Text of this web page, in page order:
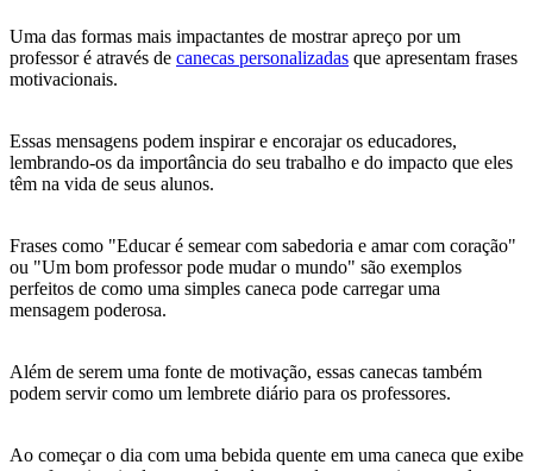
Uma das formas mais impactantes de mostrar apreço por um
professor é através de canecas personalizadas que apresentam frases
motivacionais.
Essas mensagens podem inspirar e encorajar os educadores,
lembrando-os da importância do seu trabalho e do impacto que eles
têm na vida de seus alunos.
Frases como "Educar é semear com sabedoria e amar com coração"
ou "Um bom professor pode mudar o mundo" são exemplos
perfeitos de como uma simples caneca pode carregar uma
mensagem poderosa.
Além de serem uma fonte de motivação, essas canecas também
podem servir como um lembrete diário para os professores.
Ao começar o dia com uma bebida quente em uma caneca que exibe